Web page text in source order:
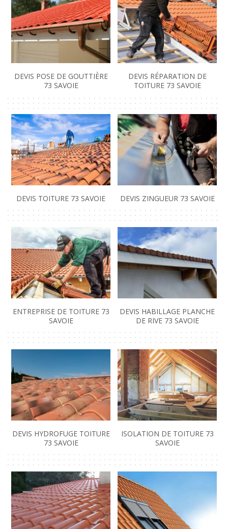
DEVIS POSE DE GOUTTIÈRE
73 SAVOIE
DEVIS RÉPARATION DE
TOITURE 73 SAVOIE
DEVIS TOITURE 73 SAVOIE DEVIS ZINGUEUR 73 SAVOIE
ENTREPRISE DE TOITURE 73
SAVOIE
DEVIS HABILLAGE PLANCHE
DE RIVE 73 SAVOIE
DEVIS HYDROFUGE TOITURE
73 SAVOIE
ISOLATION DE TOITURE 73
SAVOIE